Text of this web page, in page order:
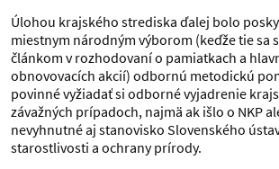
Úlohou krajského strediska ďalej bolo
miestnym národným výborom (keďže tie sa
článkom v rozhodovaní o pamiatkach a
obnovovacích akcií) odbornú metodickú
povinné vyžiadať si odborné vyjadrenie
závažných prípadoch, najmä ak išlo o NKP
nevyhnutné aj stanovisko Slovenského
starostlivosti a ochrany prírody.